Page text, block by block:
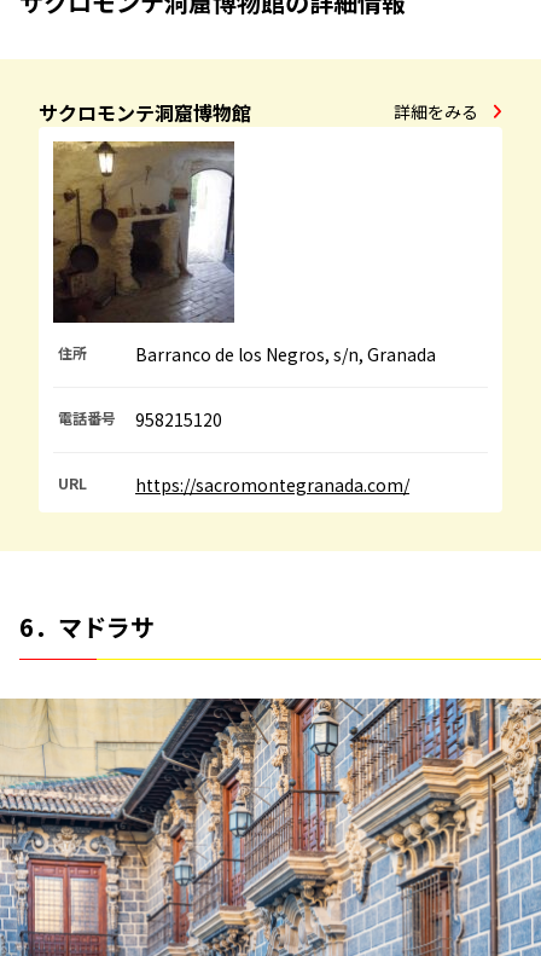
サクロモンテ洞窟博物館 詳細をみる
住所 Barranco de los Negros, s/n, Granada
電話番号 958215120
URL https://sacromontegranada.com/
6．マドラサ